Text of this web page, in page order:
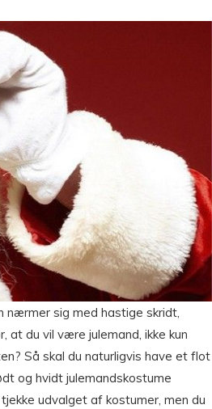
nærmer sig med hastige skridt,
at du vil være julemand, ikke kun
Så skal du naturligvis have et flot
og hvidt julemandskostume
udvalget af kostumer, men du